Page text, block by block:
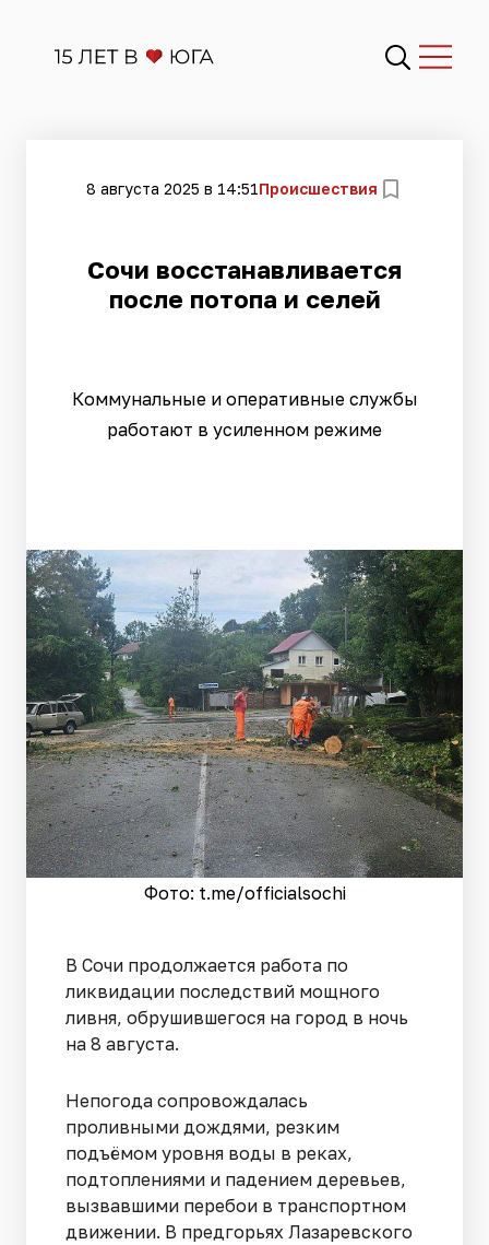
8 августа 2025 в 14:51Происшествия
Сочи восстанавливается
после потопа и селей
Коммунальные и оперативные службы
работают в усиленном режиме
Фото: t.me/officialsochi
В Сочи продолжается работа по
ликвидации последствий мощного
ливня, обрушившегося на город в ночь
на 8 августа.
Непогода сопровождалась
проливными дождями, резким
подъёмом уровня воды в реках,
подтоплениями и падением деревьев,
вызвавшими перебои в транспортном
движении. В предгорьях Лазаревского